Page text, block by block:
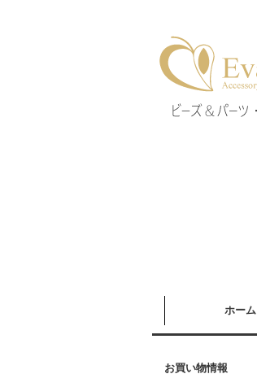
ホーム
お買い物情報